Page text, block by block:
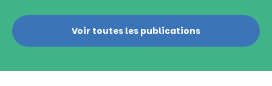
Voir toutes les publications